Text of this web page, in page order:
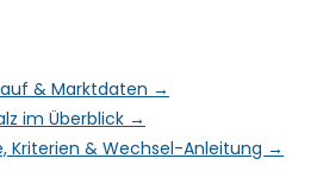
& Marktdaten →
im Überblick →
Kriterien & Wechsel-Anleitung →